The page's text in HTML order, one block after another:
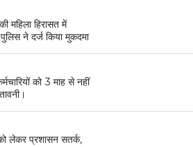
महिला हिरासत में
ने दर्ज किया मुकदमा
को 3 माह से नहीं
को लेकर प्रशासन सतर्क,